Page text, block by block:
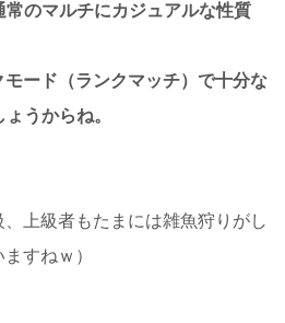
のマルチにカジュアルな性質
ード（ランクマッチ）で十分な
うからね。
、上級者もたまには雑魚狩りがし
すねｗ）